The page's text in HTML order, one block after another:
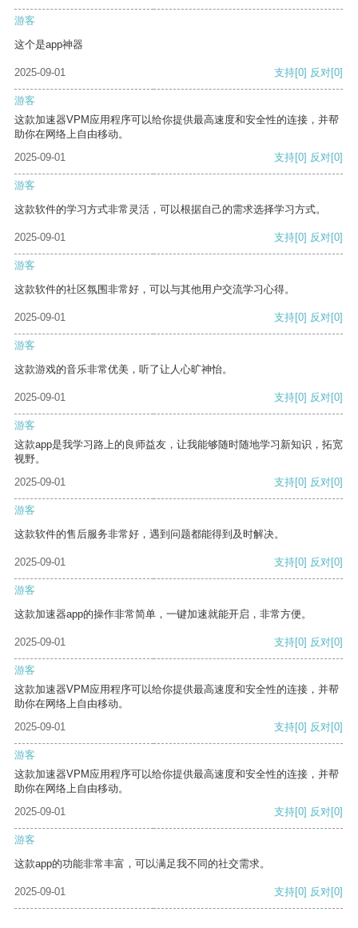
游客
这个是app神器
2025-09-01 支持[0] 反对[0]
游客
这款加速器VPM应用程序可以给你提供最高速度和安全性的连接，并帮
助你在网络上自由移动。
2025-09-01
支持[0] 反对[0]
游客
这款软件的学习方式非常灵活，可以根据自己的需求选择学习方式。
2025-09-01 支持[0] 反对[0]
游客
这款软件的社区氛围非常好，可以与其他用户交流学习心得。
2025-09-01 支持[0] 反对[0]
游客
这款游戏的音乐非常优美，听了让人心旷神怡。
2025-09-01 支持[0] 反对[0]
游客
这款app是我学习路上的良师益友，让我能够随时随地学习新知识，拓宽
视野。
2025-09-01
支持[0] 反对[0]
游客
这款软件的售后服务非常好，遇到问题都能得到及时解决。
2025-09-01 支持[0] 反对[0]
游客
这款加速器app的操作非常简单，一键加速就能开启，非常方便。
2025-09-01 支持[0] 反对[0]
游客
这款加速器VPM应用程序可以给你提供最高速度和安全性的连接，并帮
助你在网络上自由移动。
2025-09-01
支持[0] 反对[0]
游客
这款加速器VPM应用程序可以给你提供最高速度和安全性的连接，并帮
助你在网络上自由移动。
2025-09-01
支持[0] 反对[0]
游客
这款app的功能非常丰富，可以满足我不同的社交需求。
2025-09-01 支持[0] 反对[0]